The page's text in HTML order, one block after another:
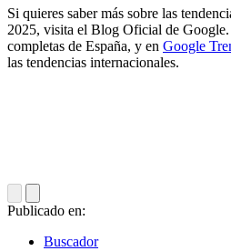
Si quieres saber más sobre las
2025, visita el Blog Oficial de Google.
completas de España, y en Google
las tendencias internacionales.
Publicado en:
Buscador